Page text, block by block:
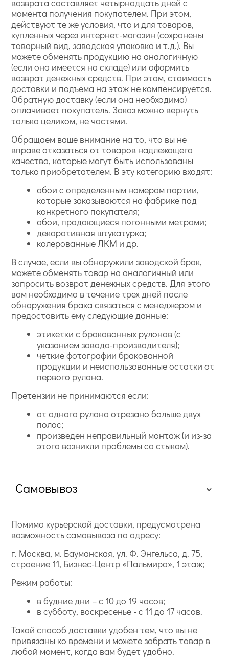
возврата составляет четырнадцать дней с
момента получения покупателем. При этом,
действуют те же условия, что и для товаров,
купленных через интернет-магазин (сохранены
товарный вид, заводская упаковка и т.д.). Вы
можете обменять продукцию на аналогичную
(если она имеется на складе) или оформить
возврат денежных средств. При этом, стоимость
доставки и подъема на этаж не компенсируется.
Обратную доставку (если она необходима)
оплачивает покупатель. Заказ можно вернуть
только целиком, не частями.
Обращаем ваше внимание на то, что вы не
вправе отказаться от товаров надлежащего
качества, которые могут быть использованы
только приобретателем. В эту категорию входят:
обои с определенным номером партии,
которые заказываются на фабрике под
конкретного покупателя;
обои, продающиеся погонными метрами;
декоративная штукатурка;
колерованные ЛКМ и др.
В случае, если вы обнаружили заводской брак,
можете обменять товар на аналогичный или
запросить возврат денежных средств. Для этого
вам необходимо в течение трех дней после
обнаружения брака связаться с менеджером и
предоставить ему следующие данные:
этикетки с бракованных рулонов (с
указанием завода-производителя);
четкие фотографии бракованной
продукции и неиспользованные остатки от
первого рулона.
Претензии не принимаются если:
от одного рулона отрезано больше двух
полос;
произведен неправильный монтаж (и из-за
этого возникли проблемы со стыком).
Самовывоз
Помимо курьерской доставки, предусмотрена
возможность самовывоза по адресу:
г. Москва, м. Бауманская, ул. Ф. Энгельса, д. 75,
строение 11, Бизнес-Центр «Пальмира», 1 этаж;
Режим работы:
в будние дни – с 10 до 19 часов;
в субботу, воскресенье - с 11 до 17 часов.
Такой способ доставки удобен тем, что вы не
привязаны ко времени и можете забрать товар в
любой момент, когда вам будет удобно.